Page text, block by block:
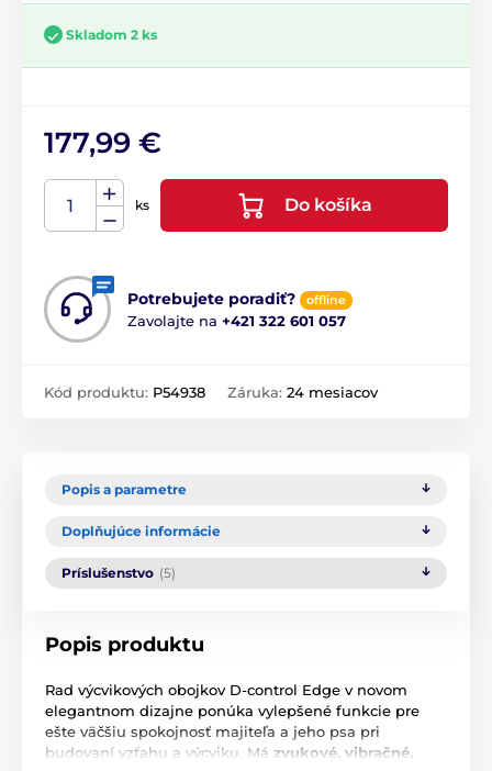
Skladom 2 ks
177,99 €
ks Do košíka
Potrebujete poradiť? offline
Zavolajte na +421 322 601 057
Kód produktu: P54938 Záruka: 24 mesiacov
Popis a parametre
Doplňujúce informácie
Príslušenstvo (5)
Popis produktu
Rad výcvikových obojkov D-control Edge v novom
elegantnom dizajne ponúka vylepšené funkcie pre
ešte väčšiu spokojnosť majiteľa a jeho psa pri
budovaní vzťahu a výcviku. Má zvukové, vibračné,